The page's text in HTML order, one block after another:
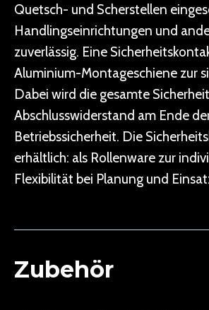
Quetsch- und Scherstellen
Handlingseinrichtungen und
zuverlässig. Eine
Aluminium-Montageschiene zur
Dabei wird die gesamte
Abschlusswiderstand am Ende
Betriebssicherheit. Die
erhältlich: als Rollenware zur
Flexibilität bei Planung und
Zubehör